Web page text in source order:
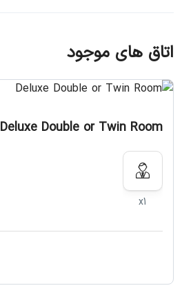
اطلاعات منطقه هتل
اتاق های موجود
Deluxe Double or Twin Room
x1